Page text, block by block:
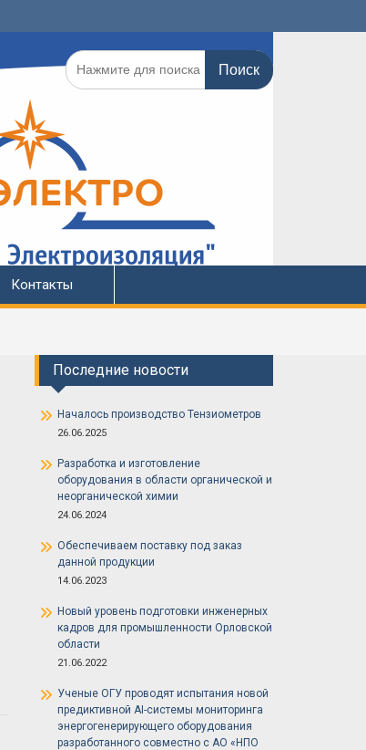
Поиск
по:
Контакты
Последние новости
Началось производство Тензиометров
26.06.2025
Разработка и изготовление
оборудования в области органической и
неорганической химии
24.06.2024
Обеспечиваем поставку под заказ
данной продукции
14.06.2023
Новый уровень подготовки инженерных
кадров для промышленности Орловской
области
21.06.2022
Ученые ОГУ проводят испытания новой
предиктивной AI-системы мониторинга
энергогенерирующего оборудования
разработанного совместно с АО «НПО